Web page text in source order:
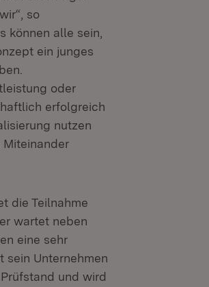
so
können alle sein,
ein junges
oder
erfolgreich
nutzen
die Teilnahme
wartet neben
eine sehr
sein Unternehmen
und wird